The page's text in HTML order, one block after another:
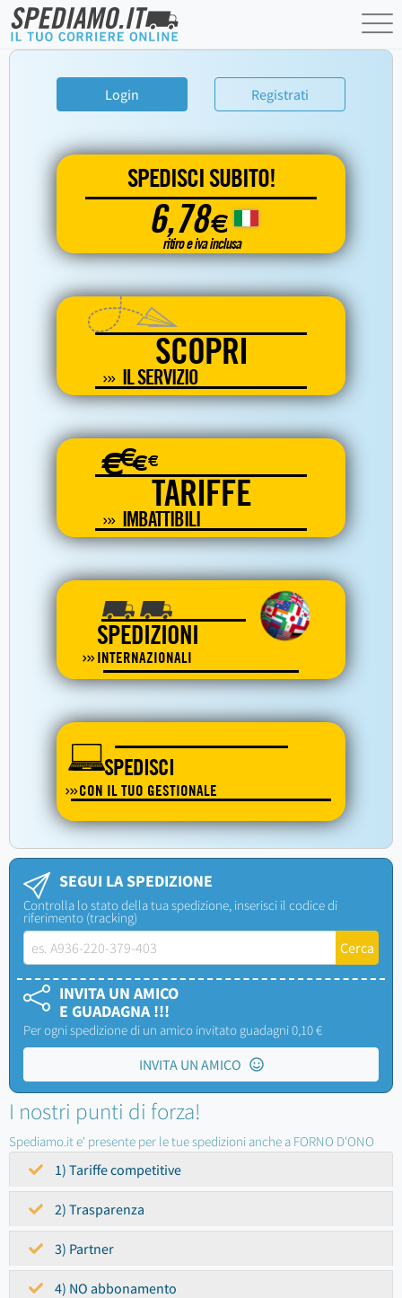
Login Registrati
SPEDISCI SUBITO!
6,78€
ritiro e iva inclusa
SCOPRI
IL SERVIZIO
€€€€
TARIFFE
IMBATTIBILI
SPEDIZIONI
INTERNAZIONALI
SPEDISCI
CON IL TUO GESTIONALE
SEGUI LA SPEDIZIONE
Controlla lo stato della tua spedizione, inserisci il codice di
riferimento (tracking)
INVITA UN AMICO
E GUADAGNA !!!
Per ogni spedizione di un amico invitato guadagni 0,10 €
INVITA UN AMICO
I nostri punti di forza!
Spediamo.it e' presente per le tue spedizioni anche a FORNO D'ONO
1) Tariffe competitive
2) Trasparenza
3) Partner
4) NO abbonamento